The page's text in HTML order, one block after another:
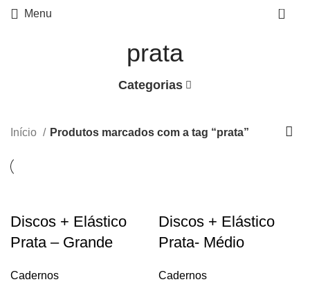
Menu 0
prata
Categorias
Início Produtos marcados com a tag “prata”
Discos + Elástico
Prata – Grande
Cadernos
Discos + Elástico
Prata- Médio
Cadernos